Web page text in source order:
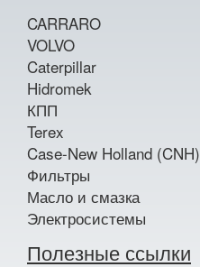
CARRARO
VOLVO
Caterpillar
Hidromek
КПП
Terex
Case-New Holland (CNH)
Фильтры
Масло и смазка
Электросистемы
Полезные ссылки